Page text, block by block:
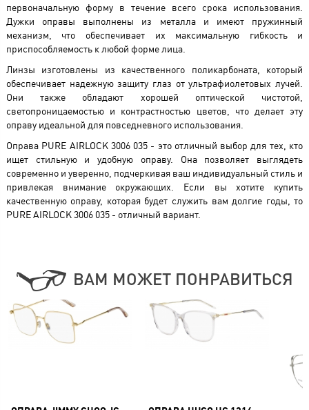
первоначальную форму в течение всего срока использования.
Дужки оправы выполнены из металла и имеют пружинный
механизм, что обеспечивает их максимальную гибкость и
приспособляемость к любой форме лица.
Линзы изготовлены из качественного поликарбоната, который
обеспечивает надежную защиту глаз от ультрафиолетовых лучей.
Они также обладают хорошей оптической чистотой,
светопроницаемостью и контрастностью цветов, что делает эту
оправу идеальной для повседневного использования.
Оправа PURE AIRLOCK 3006 035 - это отличный выбор для тех, кто
ищет стильную и удобную оправу. Она позволяет выглядеть
современно и уверенно, подчеркивая ваш индивидуальный стиль и
привлекая внимание окружающих. Если вы хотите купить
качественную оправу, которая будет служить вам долгие годы, то
PURE AIRLOCK 3006 035 - отличный вариант.
ВАМ МОЖЕТ ПОНРАВИТЬСЯ